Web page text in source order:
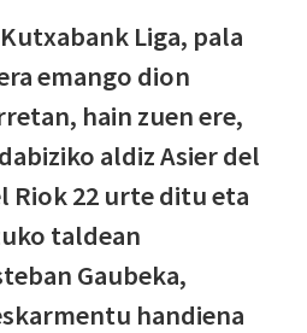
Liga, pala
emango dion
hain zuen ere,
aldiz Asier del
Riok 22 urte ditu eta
taldean
Gaubeka,
handiena